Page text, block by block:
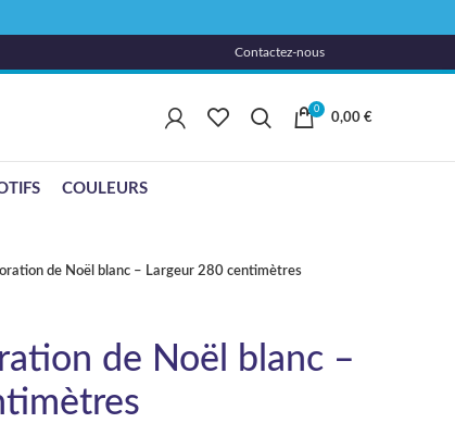
Contactez-nous
0
0,00 €
COULEURS
de Noël blanc – Largeur 280 centimètres
de Noël blanc –